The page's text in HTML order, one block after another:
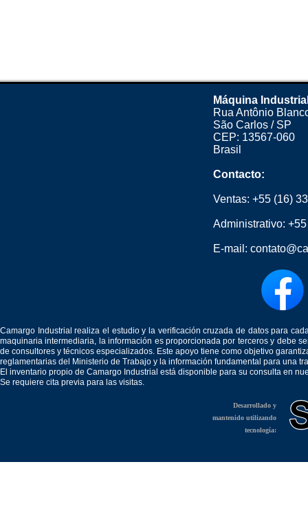
Máquina
Rua Antônio
São Carlos / SP
CEP: 13567-060
Brasil
Contacto:
Ventas: +55 (16)
Administrativo:
E-mail:
Camargo Industrial realiza el estudio y la verificación cruzada de datos para
maquinaria intermediaria, la información es proporcionada por terceros y debe
de consultores y técnicos especializados. Este apoyo tiene como objetivo
reglamentarias del Ministerio de Trabajo y la información fundamental para una
El inventario propio de Camargo Industrial está disponible para su consulta en
Se requiere cita previa para las visitas.
Desarrollado y
mantenido utilizando
tecnología: